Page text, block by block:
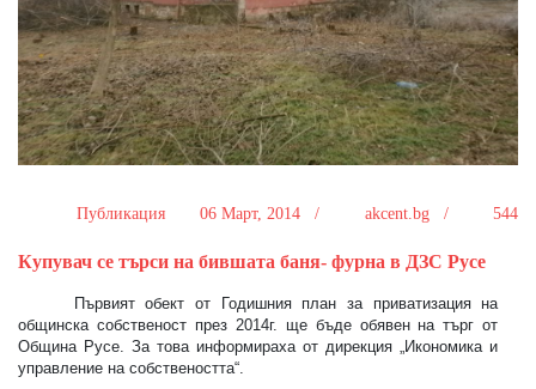
Публикация 06 Март, 2014 / akcent.bg / 544
Купувач се търси на бившата баня- фурна в ДЗС Русе
Първият обект от Годишния план за приватизация на
общинска собственост през 2014г. ще бъде обявен на търг от
Община Русе. За това информираха от дирекция „Икономика и
управление на собствеността“.